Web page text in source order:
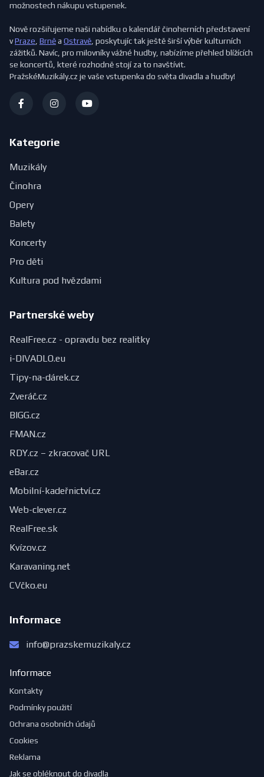
možnostech nákupu vstupenek.
Nově rozšiřujeme naši nabídku o kalendář činoherních představení
vPraze Brněa Ostravě , poskytujíc tak ještě širší výběr kulturních
zážitků. Navíc, pro milovníky vážné hudby, nabízíme přehled blížících
se koncertů, které rozhodně stojí za to navštívit.
PražskéMuzikály.cz je vaše vstupenka do světa divadla a hudby!
Kategorie
Muzikály
Činohra
Opery
Balety
Koncerty
Pro děti
Kultura pod hvězdami
Partnerské weby
RealFree.cz - opravdu bez realitky
i-DIVADLO.eu
Tipy-na-dárek.cz
Zveráč.cz
BIGG.cz
FMAN.cz
RDY.cz – zkracovač URL
eBar.cz
Mobilní-kadeřnictví.cz
Web-clever.cz
RealFree.sk
Kvízov.cz
Karavaning.net
CVčko.eu
Informace
info@prazskemuzikaly.cz
Informace
Kontakty
Podmínky použití
Ochrana osobních údajů
Cookies
Reklama
Jak se obléknout do divadla